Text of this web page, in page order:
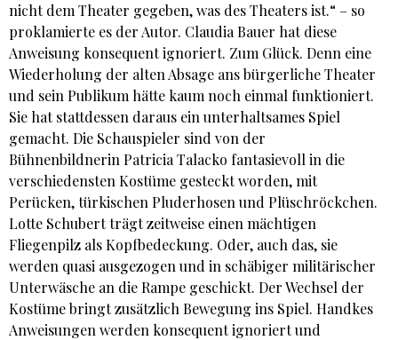
nicht dem Theater gegeben, was des Theaters ist.“ – so
proklamierte es der Autor. Claudia Bauer hat diese
Anweisung konsequent ignoriert. Zum Glück. Denn eine
Wiederholung der alten Absage ans bürgerliche Theater
und sein Publikum hätte kaum noch einmal funktioniert.
Sie hat stattdessen daraus ein unterhaltsames Spiel
gemacht. Die Schauspieler sind von der
Bühnenbildnerin Patricia Talacko fantasievoll in die
verschiedensten Kostüme gesteckt worden, mit
Perücken, türkischen Pluderhosen und Plüschröckchen.
Lotte Schubert trägt zeitweise einen mächtigen
Fliegenpilz als Kopfbedeckung. Oder, auch das, sie
werden quasi ausgezogen und in schäbiger militärischer
Unterwäsche an die Rampe geschickt. Der Wechsel der
Kostüme bringt zusätzlich Bewegung ins Spiel. Handkes
Anweisungen werden konsequent ignoriert und